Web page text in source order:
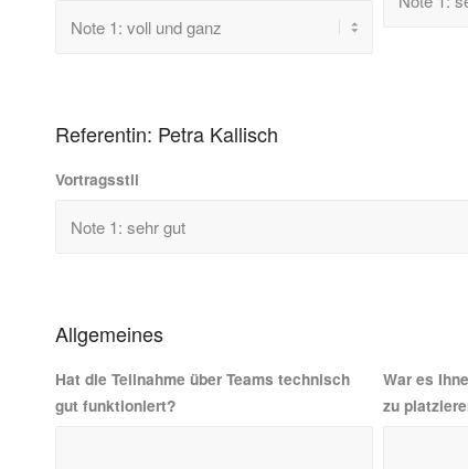
Referentin: Petra Kallisch
Vortragsstil
Allgemeines
Hat die Teilnahme über Teams technisch
gut funktioniert?
War es
zu